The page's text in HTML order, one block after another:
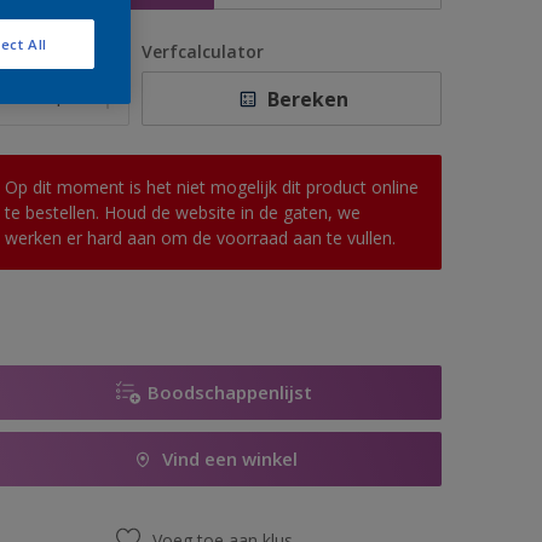
Verfcalculator
Bereken
Op dit moment is het niet mogelijk dit product online
te bestellen. Houd de website in de gaten, we
werken er hard aan om de voorraad aan te vullen.
Boodschappenlijst
Vind een winkel
All